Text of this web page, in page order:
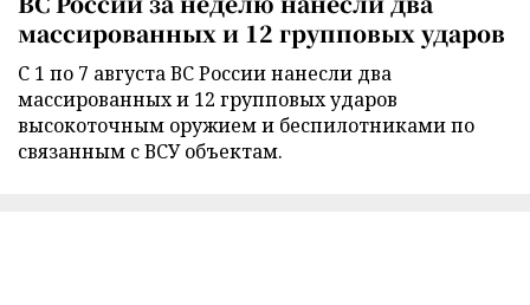
массированных и 12 групповых ударов
С 1 по 7 августа ВС России нанесли два
массированных и 12 групповых ударов
высокоточным оружием и беспилотниками по
связанным с ВСУ объектам.